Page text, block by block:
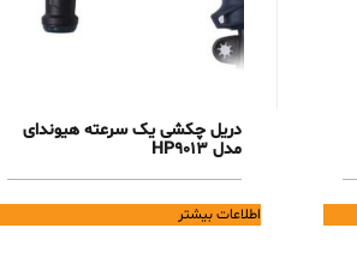
دریل چکشی یک سرعته هیوندای
مدل HP9013
اطلاعات بیشتر